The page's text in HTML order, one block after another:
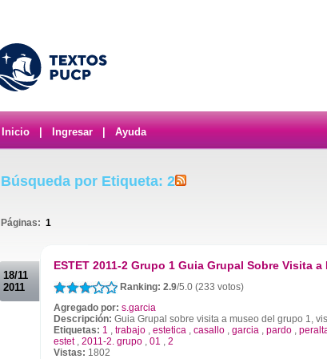
Inicio Ingresar Ayuda
Búsqueda por Etiqueta: 2
Páginas: 1
18/11
2011
ESTET 2011-2 Grupo 1 Guia Grupal Sobre Visita a
Ranking: 2.9/5.0 (233 votos)
Agregado por: s.garcia
Descripción: Guia Grupal sobre visita a museo del grupo 1,
Etiquetas: 1 , trabajo , estetica , casallo , garcia , pardo ,
estet, 2011-2. grupo , 01 , 2
Vistas: 1802